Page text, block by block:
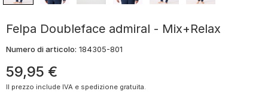
Felpa Doubleface admiral - Mix+Relax
Numero di articolo: 184305-801
59,95 €
Il prezzo include IVA e spedizione gratuita.